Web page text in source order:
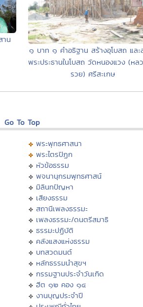
น
๑ บาท ๑ คำอธิฐาน สร้างอุโบสถ และ
พระประธานในโบสถ วัดหนองแวง (หล
รวย) ศรีสะเกษ
Go To Top
พระพุทธศาสนา
พระไตรปิฏก
หัวข้อธรรม
พจนานุกรมพุทธศาสน์
มิลินทปัญหา
เสียงธรรม
สถานีเพลงธรรมะ
เพลงธรรมะ/ดนตรีสมาธิ
ธรรมะปฏิบัติ
คลังแสงแห่งธรรม
บทสวดมนต์
หลักธรรมนำสุขฯ
กรรมฐานประจำวันเกิด
ฮีต ๑๒ คอง ๑๔
งานบุญประจำปี